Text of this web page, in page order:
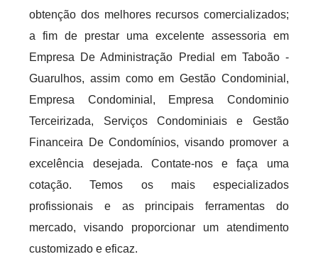
obtenção dos melhores recursos comercializados;
a fim de prestar uma excelente assessoria em
Empresa De Administração Predial em Taboão -
Guarulhos, assim como em Gestão Condominial,
Empresa Condominial, Empresa Condominio
Terceirizada, Serviços Condominiais e Gestão
Financeira De Condomínios, visando promover a
excelência desejada. Contate-nos e faça uma
cotação. Temos os mais especializados
profissionais e as principais ferramentas do
mercado, visando proporcionar um atendimento
customizado e eficaz.